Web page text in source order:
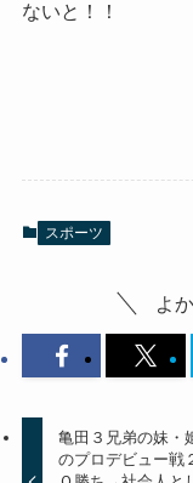
ないと！！
スポーツ
よ
亀田３兄弟の妹
のプロデビュー戦